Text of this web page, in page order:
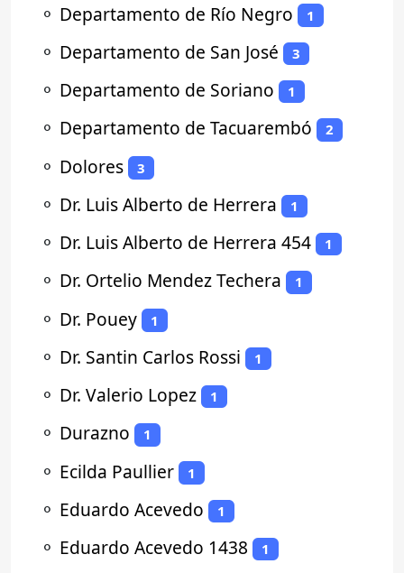
⚬ Departamento de Río Negro 1
⚬ Departamento de San José 3
⚬ Departamento de Soriano 1
⚬ Departamento de Tacuarembó 2
⚬ Dolores 3
⚬ Dr. Luis Alberto de Herrera 1
⚬ Dr. Luis Alberto de Herrera 454 1
⚬ Dr. Ortelio Mendez Techera 1
⚬ Dr. Pouey 1
⚬ Dr. Santin Carlos Rossi 1
⚬ Dr. Valerio Lopez 1
⚬ Durazno 1
⚬ Ecilda Paullier 1
⚬ Eduardo Acevedo 1
⚬ Eduardo Acevedo 1438 1